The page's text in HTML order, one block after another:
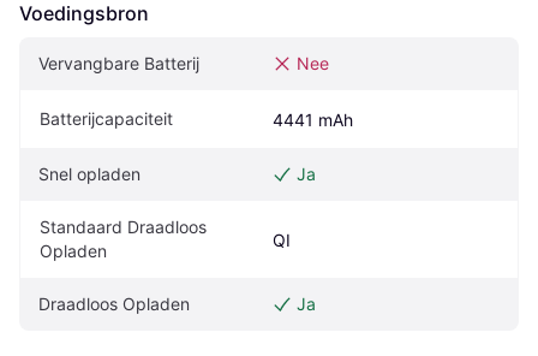
Voedingsbron
Vervangbare Batterij Nee
Batterijcapaciteit 4441 mAh
Snel opladen Ja
Standaard Draadloos
Opladen
QI
Draadloos Opladen Ja